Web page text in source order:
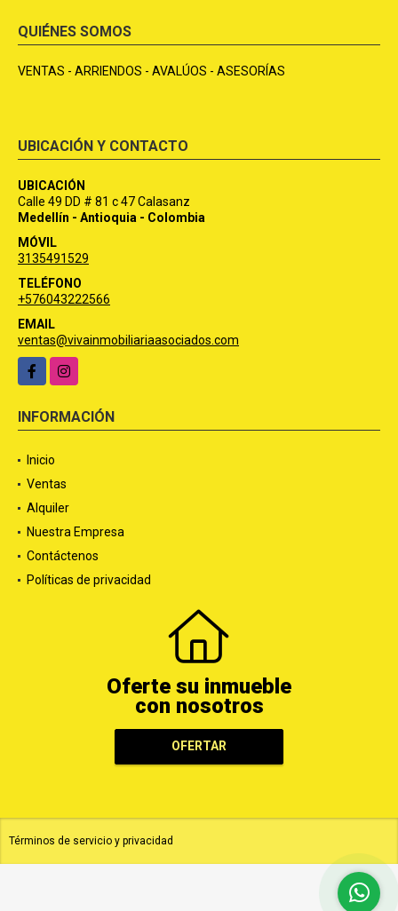
QUIÉNES SOMOS
VENTAS - ARRIENDOS - AVALÚOS - ASESORÍAS
UBICACIÓN Y CONTACTO
UBICACIÓN
Calle 49 DD # 81 c 47 Calasanz
Medellín - Antioquia - Colombia
MÓVIL
3135491529
TELÉFONO
+576043222566
EMAIL
ventas@vivainmobiliariaasociados.com
FacebookInstagram
INFORMACIÓN
Inicio
Ventas
Alquiler
Nuestra Empresa
Contáctenos
Políticas de privacidad
Oferte su inmueble
con nosotros
OFERTAR
Términos de servicio y privacidad